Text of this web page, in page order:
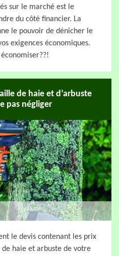
sur le marché est le
du côté financier. La
le pouvoir de dénicher le
exigences économiques.
de haie et d’arbuste
pas négliger
le devis contenant les prix
haie et arbuste de votre